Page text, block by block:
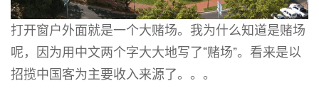
打开窗户外面就是一个大赌场。我为什么知道是赌场
呢，因为用中文两个字大大地写了“赌场”。看来是以
招揽中国客为主要收入来源了。。。